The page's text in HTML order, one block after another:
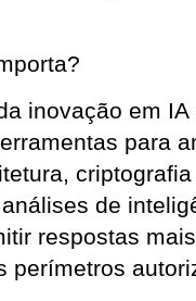
inovação em
para
de
respostas
perímetros